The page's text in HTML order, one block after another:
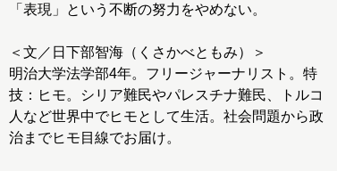
「表現」という不断の努力をやめない。
＜文／日下部智海（くさかべともみ）＞
明治大学法学部4年。フリージャーナリスト。特
技：ヒモ。シリア難民やパレスチナ難民、トルコ
人など世界中でヒモとして生活。社会問題から政
治までヒモ目線でお届け。